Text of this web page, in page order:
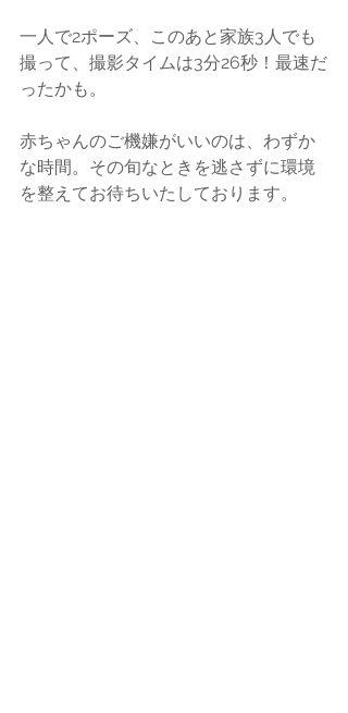
一人で2ポーズ、このあと家族3人でも
撮って、撮影タイムは3分26秒！最速だ
ったかも。
赤ちゃんのご機嫌がいいのは、わずか
な時間。その旬なときを逃さずに環境
を整えてお待ちいたしております。